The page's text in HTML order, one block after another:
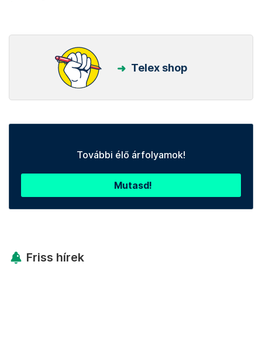
Telex shop
További élő árfolyamok!
Mutasd!
Friss hírek